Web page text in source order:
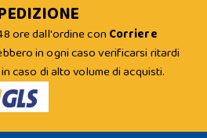
ore dall'ordine con Corriere
in ogni caso verificarsi ritardi
caso di alto volume di acquisti.